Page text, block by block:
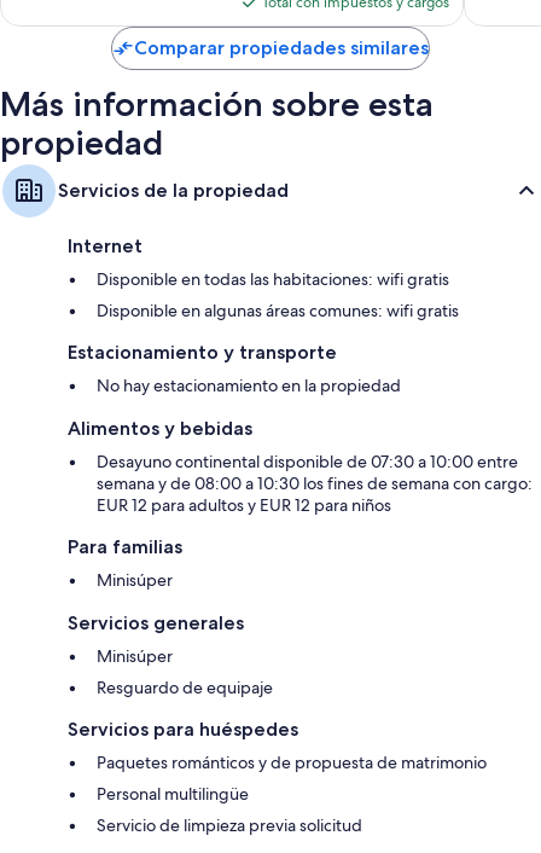
es
de
$86
Comparar propiedades similares
Más información sobre esta
propiedad
Servicios de la propiedad
Internet
Disponible en todas las habitaciones: wifi gratis
Disponible en algunas áreas comunes: wifi gratis
Estacionamiento y transporte
No hay estacionamiento en la propiedad
Alimentos y bebidas
Desayuno continental disponible de 07:30 a 10:00 entre
semana y de 08:00 a 10:30 los fines de semana con cargo:
EUR 12 para adultos y EUR 12 para niños
Para familias
Minisúper
Servicios generales
Minisúper
Resguardo de equipaje
Servicios para huéspedes
Paquetes románticos y de propuesta de matrimonio
Personal multilingüe
Servicio de limpieza previa solicitud